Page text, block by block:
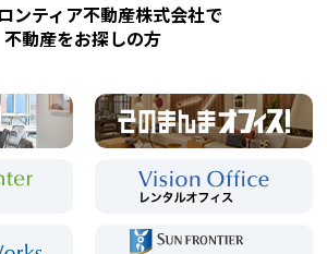
ンティア不動産株式会社で
不動産をお探しの方